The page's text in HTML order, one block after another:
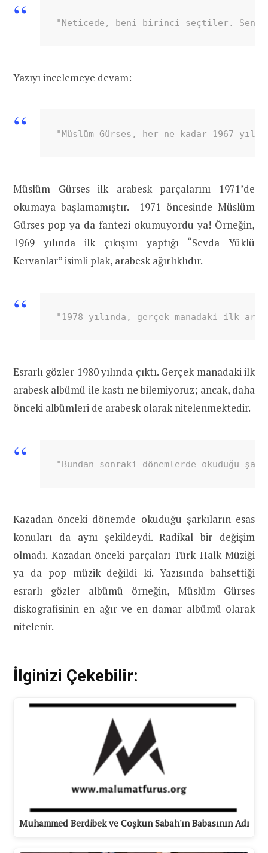
"Neticede, beni birinci seçtiler. Sene
Yazıyı incelemeye devam:
"Müslüm Gürses, her ne kadar 1967
Müslüm Gürses ilk arabesk parçalarını 1971’de
okumaya başlamamıştır. 1971 öncesinde Müslüm
Gürses pop ya da fantezi okumuyordu ya! Örneğin,
1969 yılında ilk çıkışını yaptığı “Sevda Yüklü
Kervanlar” isimli plak, arabesk ağırlıklıdır.
"1978 yılında, gerçek manadaki ilk
Esrarlı gözler 1980 yılında çıktı. Gerçek manadaki ilk
arabesk albümü ile kastı ne bilemiyoruz; ancak, daha
önceki albümleri de arabesk olarak nitelenmektedir.
"Bundan sonraki dönemlerde okuduğu
Kazadan önceki dönemde okuduğu şarkıların esas
konuları da aynı şekildeydi. Radikal bir değişim
olmadı. Kazadan önceki parçaları Türk Halk Müziği
ya da pop müzik değildi ki. Yazısında bahsettiği
esrarlı gözler albümü örneğin, Müslüm Gürses
diskografisinin en ağır ve en damar albümü olarak
nitelenir.
İlginizi Çekebilir:
Muhammed Berdibek ve Coşkun Sabah'ın Babasının Adı